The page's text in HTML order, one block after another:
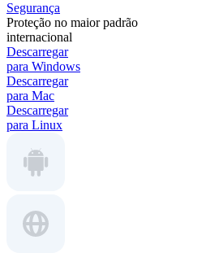
Segurança
Proteção no maior padrão
internacional
Descarregar
para Windows
Descarregar
para Mac
Descarregar
para Linux